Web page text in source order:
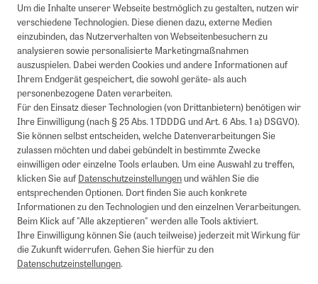
Um die Inhalte unserer Webseite bestmöglich zu gestalten, nutzen wir
verschiedene Technologien. Diese dienen dazu, externe Medien
einzubinden, das Nutzerverhalten von Webseitenbesuchern zu
analysieren sowie personalisierte Marketingmaßnahmen
auszuspielen. Dabei werden Cookies und andere Informationen auf
Ihrem Endgerät gespeichert, die sowohl geräte- als auch
personenbezogene Daten verarbeiten.
Für den Einsatz dieser Technologien (von Drittanbietern) benötigen wir
Ihre Einwilligung (nach § 25 Abs. 1 TDDDG und Art. 6 Abs. 1 a) DSGVO).
Sie können selbst entscheiden, welche Datenverarbeitungen Sie
zulassen möchten und dabei gebündelt in bestimmte Zwecke
einwilligen oder einzelne Tools erlauben. Um eine Auswahl zu treffen,
klicken Sie aufDatenschutzeinstellungenund wählen Sie die
entsprechenden Optionen. Dort finden Sie auch konkrete
Informationen zu den Technologien und den einzelnen Verarbeitungen.
Beim Klick auf "Alle akzeptieren" werden alle Tools aktiviert.
Ihre Einwilligung können Sie (auch teilweise) jederzeit mit Wirkung für
die Zukunft widerrufen. Gehen Sie hierfür zu den
Datenschutzeinstellungen.